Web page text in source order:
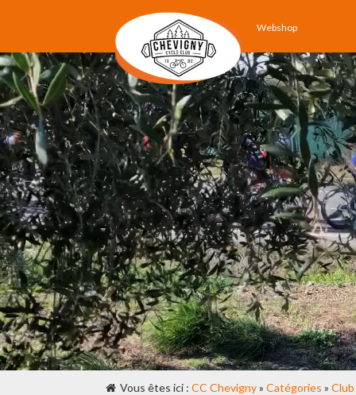
Webshop
Vous êtes ici : CC Chevigny» Catégories » Club